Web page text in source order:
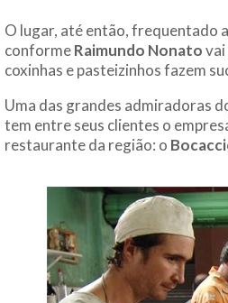
O lugar, até então, frequentado
conformeRaimundo Nonatovai
coxinhas e pasteizinhos fazem
Uma das grandes admiradoras
tem entre seus clientes o
restaurante da região: o